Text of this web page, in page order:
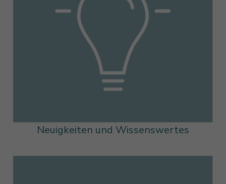
Neuigkeiten und Wissenswertes